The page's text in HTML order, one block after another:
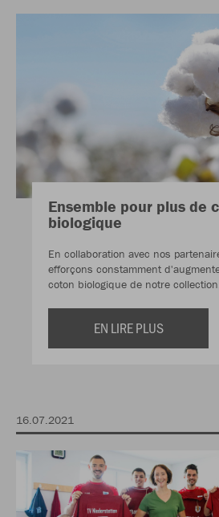
Ensemble pour plus de
biologique
En collaboration avec nos
efforçons constamment
coton biologique de notre collection.
EN LIRE PLUS
16.07.2021